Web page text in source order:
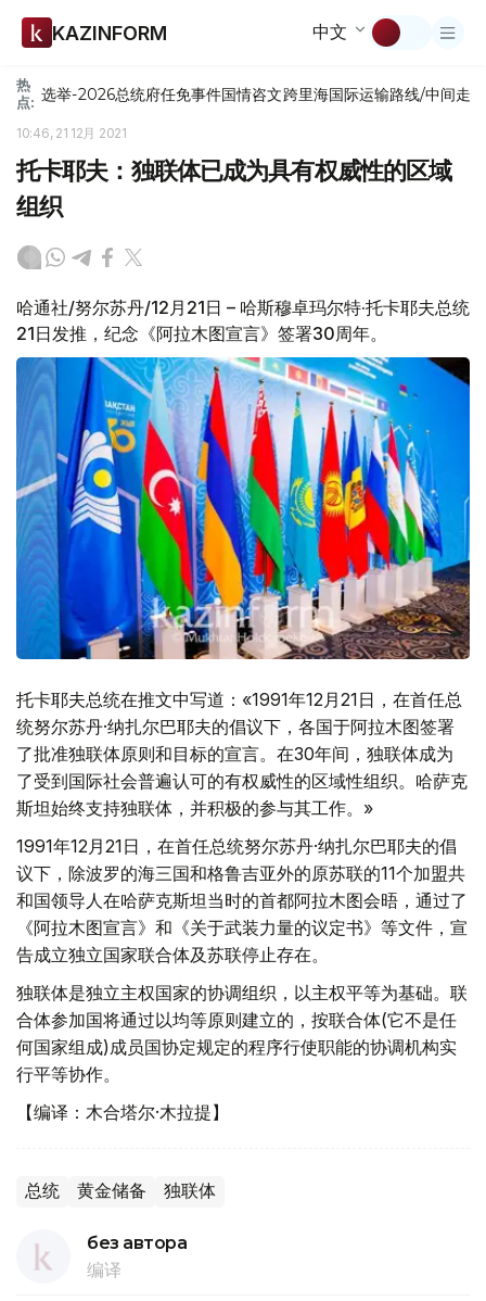
KAZINFORM 中文
热
点: 选举-2026总统府任免事件国情咨文跨里海国际运输路线/中间走廊
10:46, 21 12月 2021
托卡耶夫：独联体已成为具有权威性的区域
组织
哈通社/努尔苏丹/12月21日 – 哈斯穆卓玛尔特·托卡耶夫总统
21日发推，纪念《阿拉木图宣言》签署30周年。
托卡耶夫总统在推文中写道：«1991年12月21日，在首任总
统努尔苏丹·纳扎尔巴耶夫的倡议下，各国于阿拉木图签署
了批准独联体原则和目标的宣言。在30年间，独联体成为
了受到国际社会普遍认可的有权威性的区域性组织。哈萨克
斯坦始终支持独联体，并积极的参与其工作。»
1991年12月21日，在首任总统努尔苏丹·纳扎尔巴耶夫的倡
议下，除波罗的海三国和格鲁吉亚外的原苏联的11个加盟共
和国领导人在哈萨克斯坦当时的首都阿拉木图会晤，通过了
《阿拉木图宣言》和《关于武装力量的议定书》等文件，宣
告成立独立国家联合体及苏联停止存在。
独联体是独立主权国家的协调组织，以主权平等为基础。联
合体参加国将通过以均等原则建立的，按联合体(它不是任
何国家组成)成员国协定规定的程序行使职能的协调机构实
行平等协作。
【编译：木合塔尔·木拉提】
总统 黄金储备 独联体
без автора
编译